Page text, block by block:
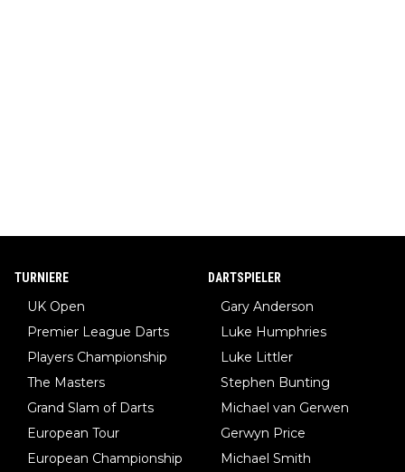
TURNIERE
UK Open
Premier League Darts
Players Championship
The Masters
Grand Slam of Darts
European Tour
European Championship
DARTSPIELER
Gary Anderson
Luke Humphries
Luke Littler
Stephen Bunting
Michael van Gerwen
Gerwyn Price
Michael Smith